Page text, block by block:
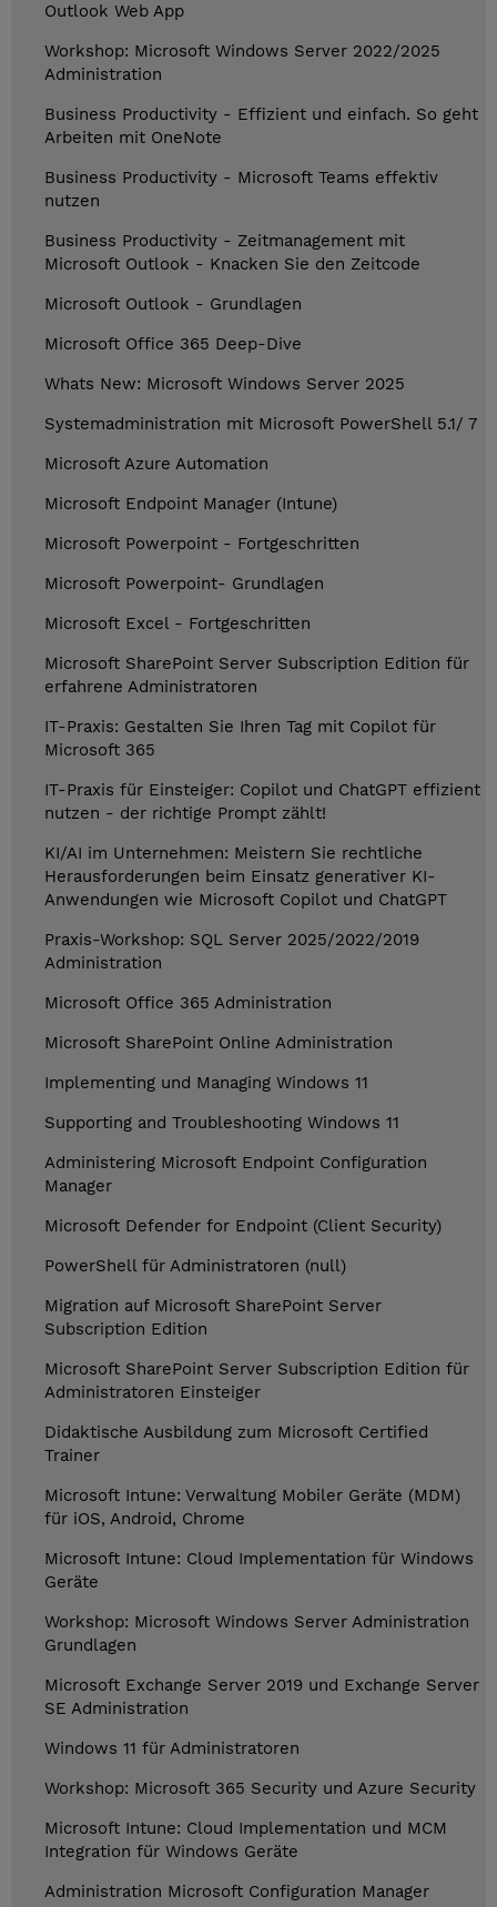
Outlook Web App
Workshop: Microsoft Windows Server 2022/2025
Administration
Business Productivity - Effizient und einfach. So geht
Arbeiten mit OneNote
Business Productivity - Microsoft Teams effektiv
nutzen
Business Productivity - Zeitmanagement mit
Microsoft Outlook - Knacken Sie den Zeitcode
Microsoft Outlook - Grundlagen
Microsoft Office 365 Deep-Dive
Whats New: Microsoft Windows Server 2025
Systemadministration mit Microsoft PowerShell 5.1/ 7
Microsoft Azure Automation
Microsoft Endpoint Manager (Intune)
Microsoft Powerpoint - Fortgeschritten
Microsoft Powerpoint- Grundlagen
Microsoft Excel - Fortgeschritten
Microsoft SharePoint Server Subscription Edition für
erfahrene Administratoren
IT-Praxis: Gestalten Sie Ihren Tag mit Copilot für
Microsoft 365
IT-Praxis für Einsteiger: Copilot und ChatGPT effizient
nutzen - der richtige Prompt zählt!
KI/AI im Unternehmen: Meistern Sie rechtliche
Herausforderungen beim Einsatz generativer KI-
Anwendungen wie Microsoft Copilot und ChatGPT
Praxis-Workshop: SQL Server 2025/2022/2019
Administration
Microsoft Office 365 Administration
Microsoft SharePoint Online Administration
Implementing und Managing Windows 11
Supporting and Troubleshooting Windows 11
Administering Microsoft Endpoint Configuration
Manager
Microsoft Defender for Endpoint (Client Security)
PowerShell für Administratoren (null)
Migration auf Microsoft SharePoint Server
Subscription Edition
Microsoft SharePoint Server Subscription Edition für
Administratoren Einsteiger
Didaktische Ausbildung zum Microsoft Certified
Trainer
Microsoft Intune: Verwaltung Mobiler Geräte (MDM)
für iOS, Android, Chrome
Microsoft Intune: Cloud Implementation für Windows
Geräte
Workshop: Microsoft Windows Server Administration
Grundlagen
Microsoft Exchange Server 2019 und Exchange Server
SE Administration
Windows 11 für Administratoren
Workshop: Microsoft 365 Security und Azure Security
Microsoft Intune: Cloud Implementation und MCM
Integration für Windows Geräte
Administration Microsoft Configuration Manager